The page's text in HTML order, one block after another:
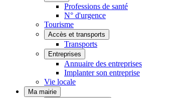
Professions de santé
N° d'urgence
Tourisme
Accès et transports
Transports
Entreprises
Annuaire des entreprises
Implanter son entreprise
Vie locale
Ma mairie